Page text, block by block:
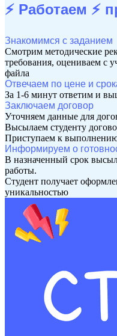
⚡ Работаем ⚡
Знакомимся с заданием
Смотрим методические
требования, оцениваем с
файла
Отвечаем по цене и
За 1-6 минут ответим и
Заключаем договор
Уточняем данные для
Высылаем студенту
Приступаем к
Информируем о
В назначенный срок
работы.
Студент получает
уникальностью